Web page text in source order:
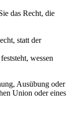
das Recht, die
statt der
wessen
Ausübung oder
Union oder eines